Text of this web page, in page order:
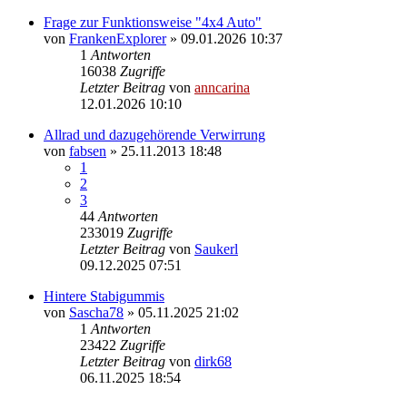
Frage zur Funktionsweise "4x4 Auto"
von FrankenExplorer» 09.01.2026 10:37
1 Antworten
16038 Zugriffe
Letzter Beitrag von anncarina
12.01.2026 10:10
Allrad und dazugehörende Verwirrung
von fabsen » 25.11.2013 18:48
1
2
3
44 Antworten
233019 Zugriffe
Letzter Beitrag von Saukerl
09.12.2025 07:51
Hintere Stabigummis
von Sascha78 » 05.11.2025 21:02
1 Antworten
23422 Zugriffe
Letzter Beitrag von dirk68
06.11.2025 18:54